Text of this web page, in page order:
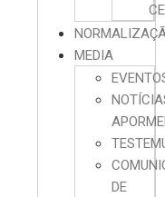
MEDIA
DE